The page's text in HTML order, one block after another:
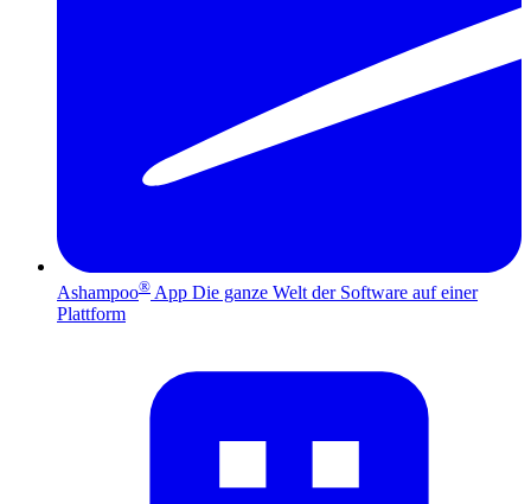
Ashampoo® App Die ganze Welt der Software auf einer
Plattform